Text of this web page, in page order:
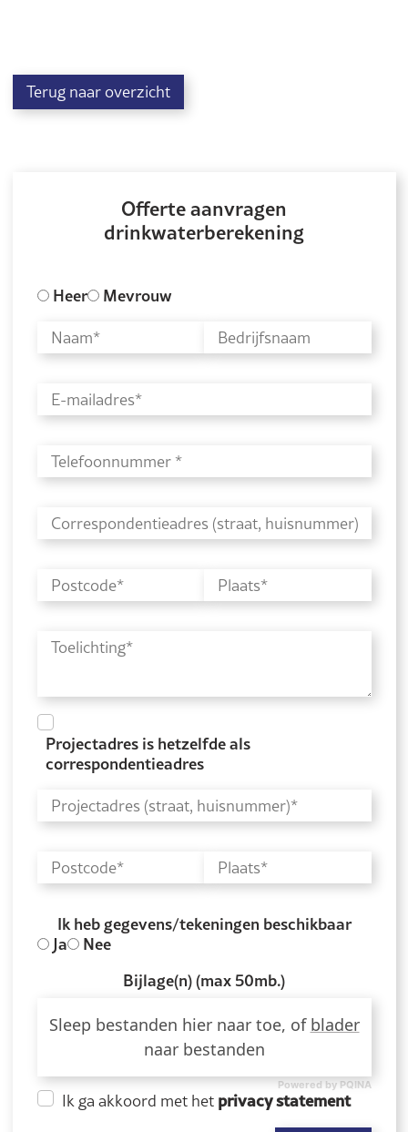
Terug naar overzicht
Offerte aanvragen
drinkwaterberekening
Heer Mevrouw
Projectadres is hetzelfde als
correspondentieadres
Ik heb gegevens/tekeningen beschikbaar
Ja
Nee
Bijlage(n) (max 50mb.)
Powered by PQINA
Sleep bestanden hier naar toe, of blader
naar bestanden
Ik ga akkoord met het privacy statement